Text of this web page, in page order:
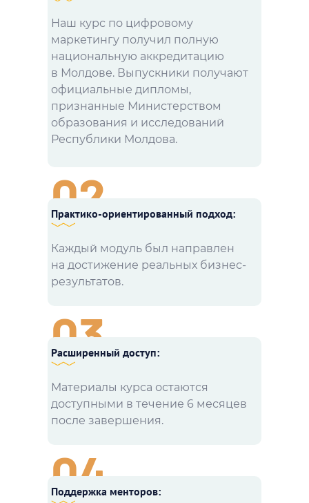
Наш курс по цифровому
маркетингу получил полную
национальную аккредитацию
в Молдове. Выпускники получают
официальные дипломы,
признанные Министерством
образования и исследований
Республики Молдова.
02
Каждый модуль был направлен
на достижение реальных бизнес-
результатов.
Практико-ориентированный подход:
03
Материалы курса остаются
доступными в течение 6 месяцев
после завершения.
Расширенный доступ:
04
Поддержка менторов: